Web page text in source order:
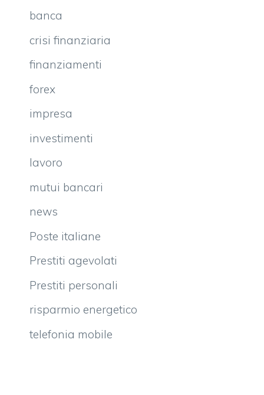
banca
crisi finanziaria
finanziamenti
forex
impresa
investimenti
lavoro
mutui bancari
news
Poste italiane
Prestiti agevolati
Prestiti personali
risparmio energetico
telefonia mobile